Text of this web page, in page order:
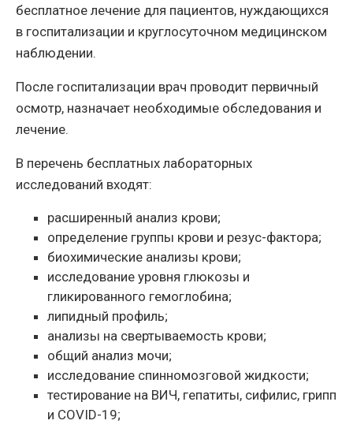
бесплатное лечение для пациентов, нуждающихся
в госпитализации и круглосуточном медицинском
наблюдении.
После госпитализации врач проводит первичный
осмотр, назначает необходимые обследования и
лечение.
В перечень бесплатных лабораторных
исследований входят:
расширенный анализ крови;
определение группы крови и резус-фактора;
биохимические анализы крови;
исследование уровня глюкозы и
гликированного гемоглобина;
липидный профиль;
анализы на свертываемость крови;
общий анализ мочи;
исследование спинномозговой жидкости;
тестирование на ВИЧ, гепатиты, сифилис, грипп
и COVID-19;